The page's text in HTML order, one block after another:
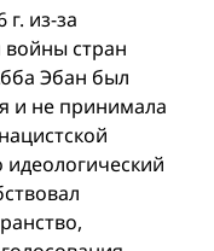
из-за
стран
Эбан был
и не принимала
идеологический